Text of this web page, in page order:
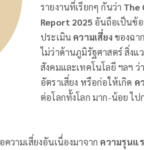
รายงานที่เรียกๆ กันว่า The
Report 2025อันถือเป็นข้อ
ประเมิน ความเสี่ยงของฉา
ไม่ว่าด้านภูมิรัฐศาสตร์ สิ่ง
สังคมและเทคโนโลยี ฯลฯ ว่
อัตราเสี่ยง หรือก่อให้เกิด ค
ต่อโลกทั้งโลก มาก-น้อย ไปก
วามเสี่ยงอันเนื่องมาจาก ความรุนแ